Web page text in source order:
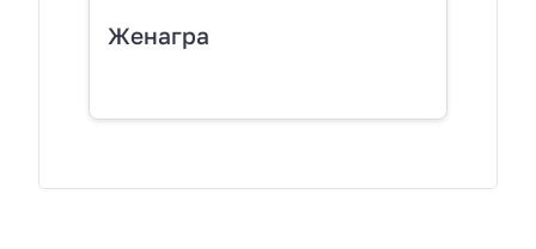
Женагра